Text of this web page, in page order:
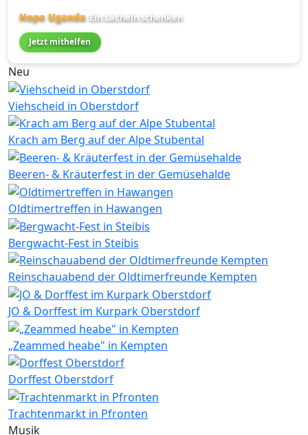
Hope Uganda Ein Lächeln schenken
Jetzt mithelfen
Neu
Viehscheid in Oberstdorf
Krach am Berg auf der Alpe Stubental
Beeren- & Kräuterfest in der Gemüsehalde
Oldtimertreffen in Hawangen
Bergwacht-Fest in Steibis
Reinschauabend der Oldtimerfreunde Kempten
JO & Dorffest im Kurpark Oberstdorf
„Zeammed heabe" in Kempten
Dorffest Oberstdorf
Trachtenmarkt in Pfronten
Musik